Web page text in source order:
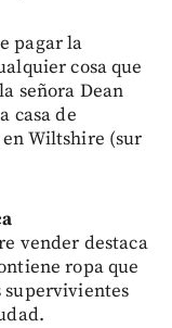
pagar la
cosa que
señora Dean
casa de
Wiltshire (sur
vender destaca
ropa que
supervivientes